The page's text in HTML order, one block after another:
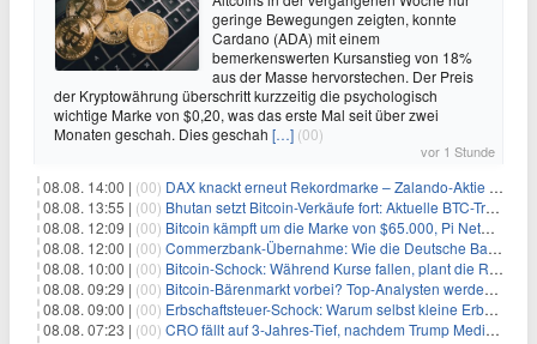
geringe Bewegungen zeigten, konnte
Cardano (ADA) mit einem
bemerkenswerten Kursanstieg von 18%
aus der Masse hervorstechen. Der Preis
der Kryptowährung überschritt kurzzeitig die psychologisch
wichtige Marke von $0,20, was das erste Mal seit über zwei
Monaten geschah. Dies geschah […] (00)
vor 1 Stunde
08.08. 14:00 | (00) DAX knackt erneut Rekordmarke – Zalando-Aktie crasht nach Quartalszahlen
08.08. 13:55 | (00) Bhutan setzt Bitcoin-Verkäufe fort: Aktuelle BTC-Transaktionen
08.08. 12:09 | (00) Bitcoin kämpft um die Marke von $65.000, Pi Network gewinnt an Unterstützung
08.08. 12:00 | (00) Commerzbank-Übernahme: Wie die Deutsche Bank im Schatten zum großen Gewinner wird
08.08. 10:00 | (00) Bitcoin-Schock: Während Kurse fallen, plant die Regierung die Steuer-Bombe
08.08. 09:29 | (00) Bitcoin-Bärenmarkt vorbei? Top-Analysten werden optimistisch, aber die Geschichte sagt etwas anderes
08.08. 09:00 | (00) Erbschaftsteuer-Schock: Warum selbst kleine Erbschaften den Fiskus Millionen kosten
08.08. 07:23 | (00) CRO fällt auf 3-Jahres-Tief, nachdem Trump Media zwei große Crypto.com-Deals storniert